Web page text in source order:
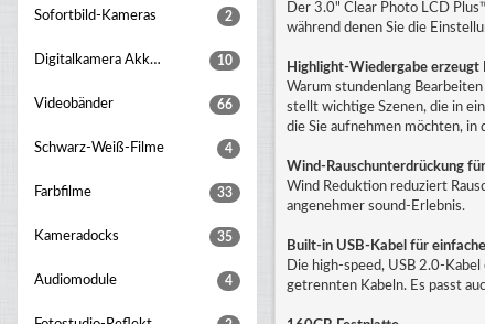
Der 3.0" Clear Photo LCD
während denen Sie die
Highlight-Wiedergabe erzeugt
Warum stundenlang
stellt wichtige Szenen, die in
die Sie aufnehmen möchten, in
Wind-Rauschunterdrückung
Wind Reduktion reduziert
angenehmer sound-Erlebnis.
Built-in USB-Kabel für
Die high-speed, USB 2.0-
getrennten Kabeln. Es passt
Sofortbild-Kameras 2
Digitalkamera Akku Griff 10
Videobänder 66
Schwarz-Weiß-Filme 4
Farbfilme 33
Kameradocks 35
Audiomodule 4